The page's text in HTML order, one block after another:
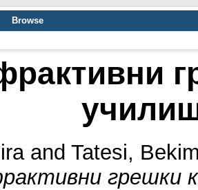
Browse
and Tatesi,
грешки